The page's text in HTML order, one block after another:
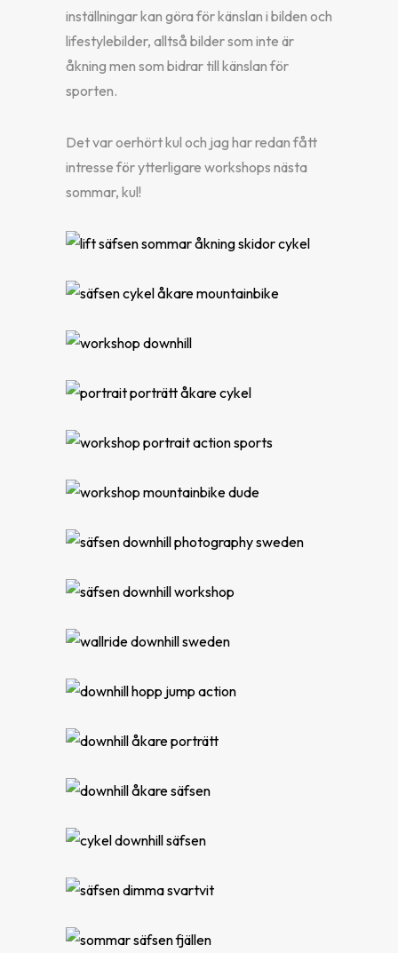
inställningar kan göra för känslan i bilden och
lifestylebilder, alltså bilder som inte är
åkning men som bidrar till känslan för
sporten.
Det var oerhört kul och jag har redan fått
intresse för ytterligare workshops nästa
sommar, kul!